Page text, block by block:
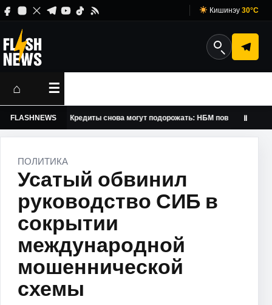
Кишинэу 30°C
⌂ ☰
FLASHNEWSКредиты снова могут подорожать: НБМ повысил базовую
Ⅱ
ПОЛИТИКА
Усатый обвинил
руководство СИБ в
сокрытии
международной
мошеннической
схемы